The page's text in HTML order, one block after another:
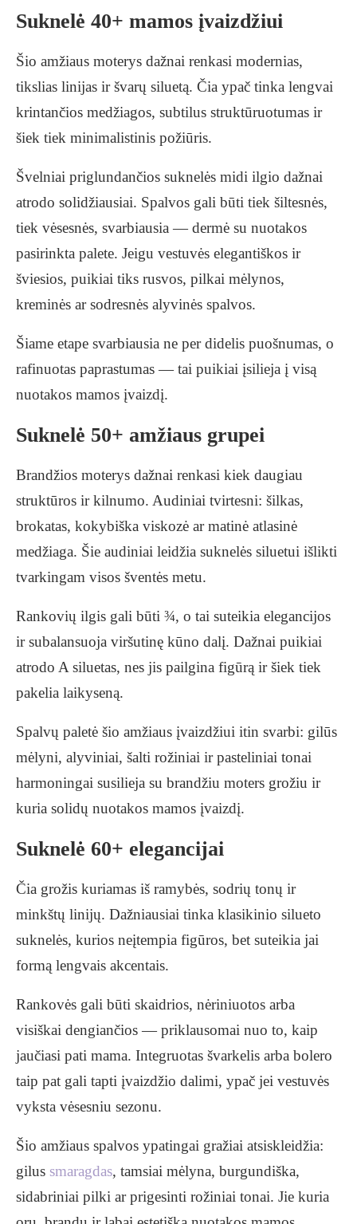
Suknelė 40+ mamos įvaizdžiui
Šio amžiaus moterys dažnai renkasi modernias,
tikslias linijas ir švarų siluetą. Čia ypač tinka lengvai
krintančios medžiagos, subtilus struktūruotumas ir
šiek tiek minimalistinis požiūris.
Švelniai priglundančios suknelės midi ilgio dažnai
atrodo solidžiausiai. Spalvos gali būti tiek šiltesnės,
tiek vėsesnės, svarbiausia — dermė su nuotakos
pasirinkta palete. Jeigu vestuvės elegantiškos ir
šviesios, puikiai tiks rusvos, pilkai mėlynos,
kreminės ar sodresnės alyvinės spalvos.
Šiame etape svarbiausia ne per didelis puošnumas, o
rafinuotas paprastumas — tai puikiai įsilieja į visą
nuotakos mamos įvaizdį.
Suknelė 50+ amžiaus grupei
Brandžios moterys dažnai renkasi kiek daugiau
struktūros ir kilnumo. Audiniai tvirtesni: šilkas,
brokatas, kokybiška viskozė ar matinė atlasinė
medžiaga. Šie audiniai leidžia suknelės siluetui išlikti
tvarkingam visos šventės metu.
Rankovių ilgis gali būti ¾, o tai suteikia elegancijos
ir subalansuoja viršutinę kūno dalį. Dažnai puikiai
atrodo A siluetas, nes jis pailgina figūrą ir šiek tiek
pakelia laikyseną.
Spalvų paletė šio amžiaus įvaizdžiui itin svarbi: gilūs
mėlyni, alyviniai, šalti rožiniai ir pasteliniai tonai
harmoningai susilieja su brandžiu moters grožiu ir
kuria solidų nuotakos mamos įvaizdį.
Suknelė 60+ elegancijai
Čia grožis kuriamas iš ramybės, sodrių tonų ir
minkštų linijų. Dažniausiai tinka klasikinio silueto
suknelės, kurios neįtempia figūros, bet suteikia jai
formą lengvais akcentais.
Rankovės gali būti skaidrios, nėriniuotos arba
visiškai dengiančios — priklausomai nuo to, kaip
jaučiasi pati mama. Integruotas švarkelis arba bolero
taip pat gali tapti įvaizdžio dalimi, ypač jei vestuvės
vyksta vėsesniu sezonu.
Šio amžiaus spalvos ypatingai gražiai atsiskleidžia:
gilus smaragdas, tamsiai mėlyna, burgundiška,
sidabriniai pilki ar prigesinti rožiniai tonai. Jie kuria